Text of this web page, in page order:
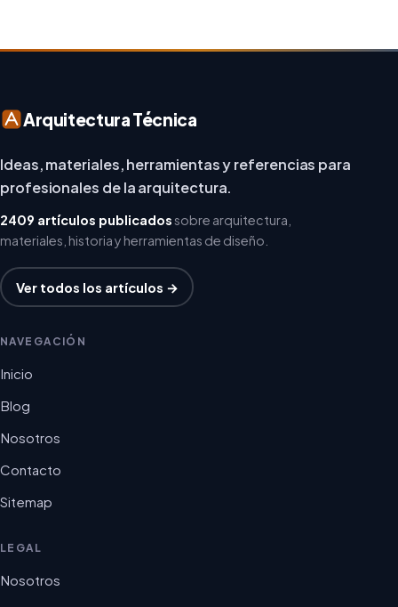
Arquitectura Técnica
Ideas, materiales, herramientas y referencias para
profesionales de la arquitectura.
2409 artículos publicadossobre arquitectura,
materiales, historia y herramientas de diseño.
Ver todos los artículos →
NAVEGACIÓN
Inicio
Blog
Nosotros
Contacto
Sitemap
LEGAL
Nosotros